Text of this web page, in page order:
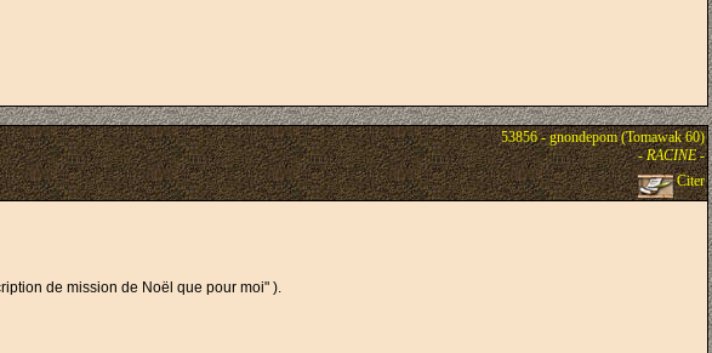
53856 - gnondepom (Tomawak 60)
-RACINE-
Citer
de mission de Noël que pour moi" ).